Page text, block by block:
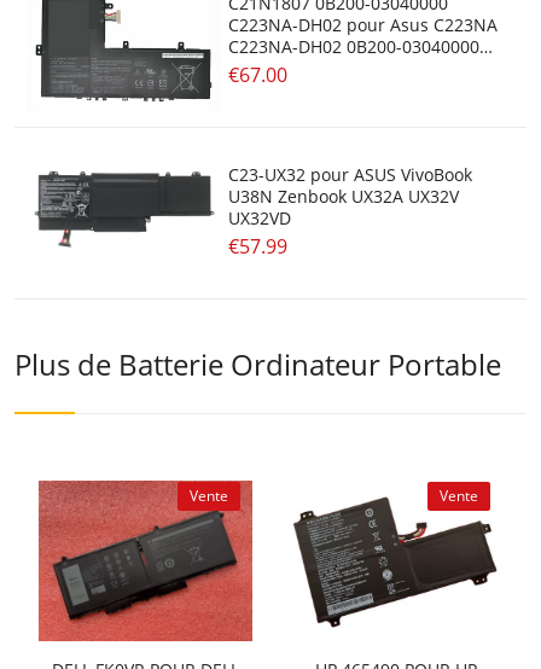
C223NA-DH02 pour Asus C223NA
C223NA-DH02 0B200-03040000
2ICP4/59/134
€67.00
C23-UX32 pour ASUS VivoBook
U38N Zenbook UX32A UX32V
UX32VD
€57.99
Plus de Batterie Ordinateur Portable
Vente Vente